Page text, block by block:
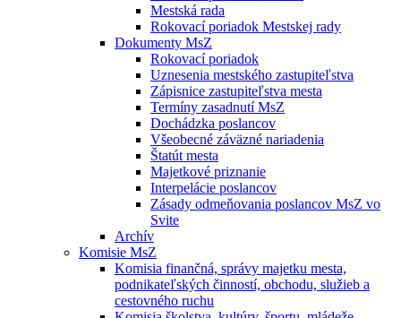
Mestská rada
Rokovací poriadok Mestskej rady
Dokumenty MsZ
Rokovací poriadok
Uznesenia mestského zastupiteľstva
Zápisnice zastupiteľstva mesta
Termíny zasadnutí MsZ
Dochádzka poslancov
Všeobecné záväzné nariadenia
Štatút mesta
Majetkové priznanie
Interpelácie poslancov
Zásady odmeňovania poslancov MsZ vo
Svite
Archív
Komisie MsZ
Komisia finančná, správy majetku mesta,
podnikateľských činností, obchodu, služieb a
cestovného ruchu